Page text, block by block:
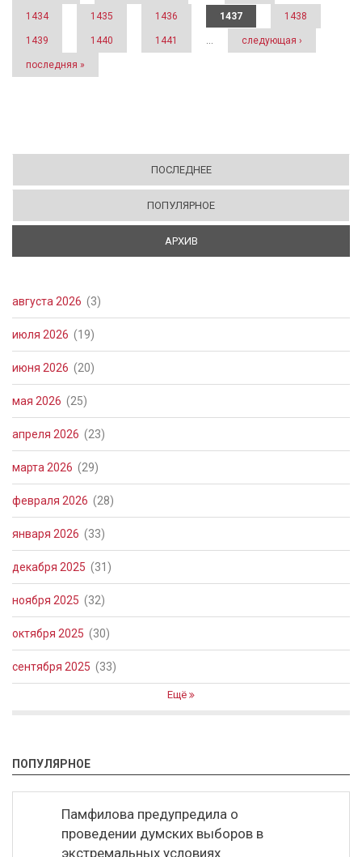
1434 1435 1436 1437 1438
1439 1440 1441 … следующая ›
последняя »
ПОСЛЕДНЕЕ
ПОПУЛЯРНОЕ
АРХИВ
августа 2026 (3)
июля 2026 (19)
июня 2026 (20)
мая 2026 (25)
апреля 2026 (23)
марта 2026 (29)
февраля 2026 (28)
января 2026 (33)
декабря 2025 (31)
ноября 2025 (32)
октября 2025 (30)
сентября 2025 (33)
Ещё
ПОПУЛЯРНОЕ
Памфилова предупредила о
проведении думских выборов в
экстремальных условиях